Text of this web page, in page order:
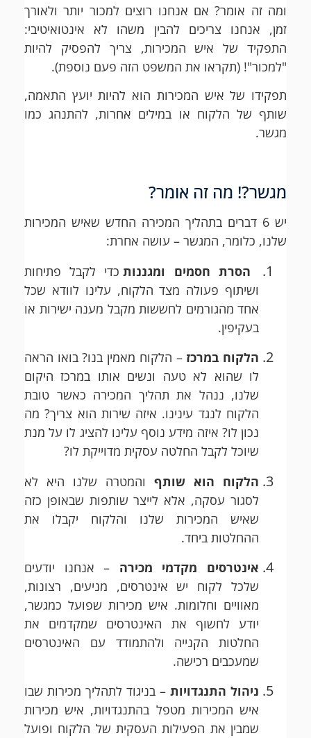
ומה זה אומר? אם אנחנו רוצים למכור יותר ולאורך
זמן, אנחנו צריכים להבין משהו לא אינטואיטיבי:
התפקיד של איש המכירות, צריך להפסיק להיות
"למכור"! (תקראו את המשפט הזה פעם נוספת).
תפקידו של איש המכירות הוא להיות יועץ התאמה,
שותף של הלקוח או במילים אחרות, להתנהג כמו
מגשר.
מגשר?! מה זה אומר?
יש 6 דברים בתהליך המכירה החדש שאיש המכירות
שלנו, כלומר, המגשר – עושה אחרת:
הסרת חסמים ומגננותכדי לקבל פתיחות
ושיתוף פעולה מצד הלקוח, עלינו לוודא שכל
אחד מהגורמים לחששות מקבל מענה ישירות או
בעקיפין.
הלקוח במרכז – הלקוח מאמין בנו? בואו הראה
לו שהוא לא טעה ונשים אותו במרכז היקום
שלנו, ננהל את תהליך המכירה כאשר טובת
הלקוח לנגד עינינו. איזה שירות הוא צריך? מה
נכון לו? איזה מידע נוסף עלינו להציג לו על מנת
שיוכל לקבל החלטה עסקית מדוייקת לו?
הלקוח הוא שותף והמטרה שלנו היא לא
לסגור עסקה, אלא לייצר שותפות שבאופן כזה
שאיש המכירות שלנו והלקוח יקבלו את
ההחלטות ביחד.
אינטרסים מקדמי מכירה – אנחנו יודעים
שלכל לקוח יש אינטרסים, מניעים, רצונות,
מאוויים וחלומות. איש מכירות שפועל כמגשר,
יודע לחשוף את האינטרסים שמקדמים את
החלטות הקנייה ולהתמודד עם האינטרסים
שמעכבים רכישה.
ניהול התנגדויות – בניגוד לתהליך מכירות שבו
איש המכירות מטפל בהתנגדויות, איש מכירות
שמבין את הפעילות העסקית של הלקוח ופועל